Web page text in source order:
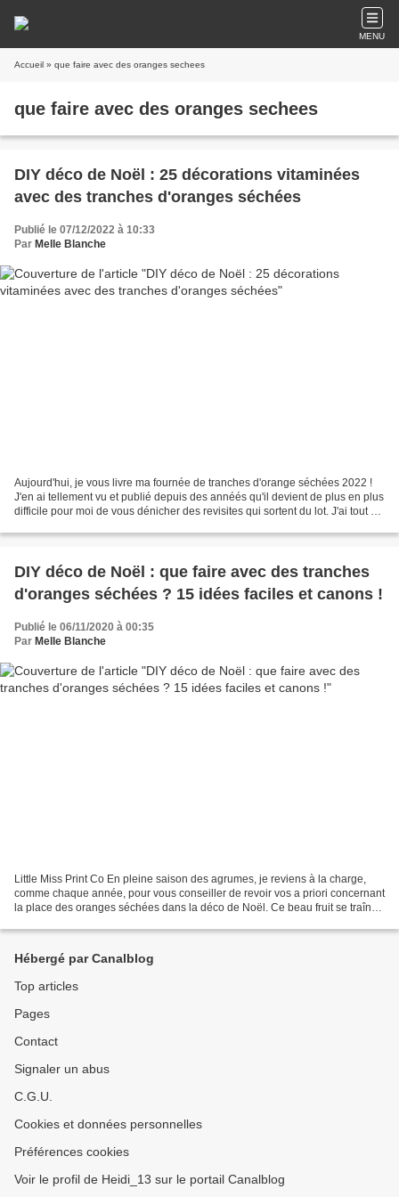
MENU
Accueil » que faire avec des oranges sechees
que faire avec des oranges sechees
DIY déco de Noël : 25 décorations vitaminées
avec des tranches d'oranges séchées
Publié le 07/12/2022 à 10:33
Par Melle Blanche
Aujourd'hui, je vous livre ma fournée de tranches d'orange séchées 2022 !
J'en ai tellement vu et publié depuis des annéés qu'il devient de plus en plus
difficile pour moi de vous dénicher des revisites qui sortent du lot. J'ai tout de
DIY déco de Noël : que faire avec des tranches
d'oranges séchées ? 15 idées faciles et canons !
Publié le 06/11/2020 à 00:35
Par Melle Blanche
Little Miss Print Co En pleine saison des agrumes, je reviens à la charge,
comme chaque année, pour vous conseiller de revoir vos a priori concernant
la place des oranges séchées dans la déco de Noël. Ce beau fruit se traîne
Hébergé par Canalblog
Top articles
Pages
Contact
Signaler un abus
C.G.U.
Cookies et données personnelles
Préférences cookies
Voir le profil de Heidi_13 sur le portail Canalblog